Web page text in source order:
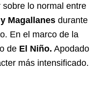
lo normal entre
Magallanes durante
En el marco de la
de El Niño. Apodado
más intensificado.